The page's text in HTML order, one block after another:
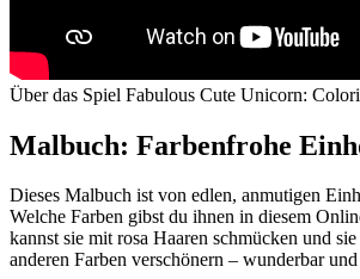
Über das Spiel Fabulous Cute Unicorn:
Malbuch: Farbenfrohe
Dieses Malbuch ist von edlen, anmutigen
Welche Farben gibst du ihnen in diesem
kannst sie mit rosa Haaren schmücken und
anderen Farben verschönern – wunderbar